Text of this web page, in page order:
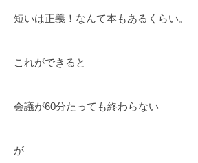
短いは正義！なんて本もあるくらい。
これができると
会議が60分たっても終わらない
が